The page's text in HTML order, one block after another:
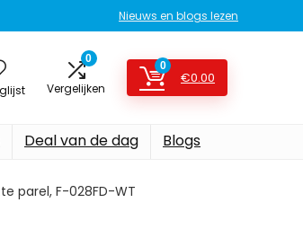
Nieuws en blogs lezen
0
Vergelijken
0
€0.00
Deal van de dag Blogs
parel, F-028FD-WT